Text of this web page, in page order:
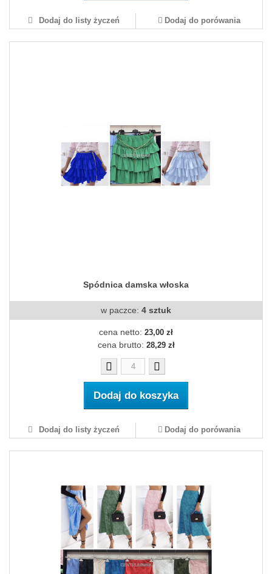
Dodaj do listy życzeń Dodaj do porówania
Spódnica damska włoska
w paczce: 4 sztuk
cena netto: 23,00 zł
cena brutto: 28,29 zł
Dodaj do koszyka
Dodaj do listy życzeń Dodaj do porówania